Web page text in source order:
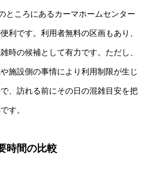
ところにあるカーマホームセンター
利です。利用者無料の区画もあり、
時の候補として有力です。ただし、
施設側の事情により利用制限が生じ
、訪れる前にその日の混雑目安を把
す。
時間の比較